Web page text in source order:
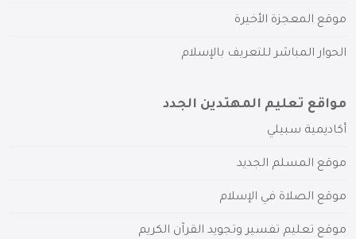
موقع المعجزة الأخيرة
الحوار المباشر للتعريف بالإسلام
مواقع تعليم المهتدين الجدد
أكاديمية سبيلي
موقع المسلم الجديد
موقع الصلاة في الإسلام
موقع تعليم تفسير وتجويد القرآن الكريم